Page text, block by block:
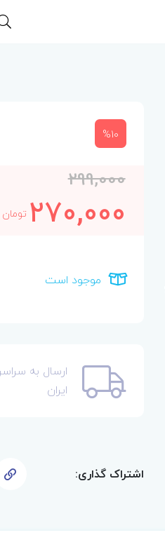
%10
299,000
270,000
موجود است
ارسال به
ایران
اشتراک گذاری: